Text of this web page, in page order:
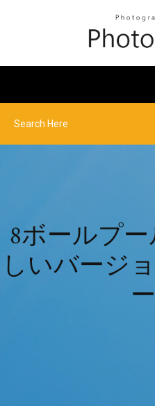
8ボールプ
しいバージ